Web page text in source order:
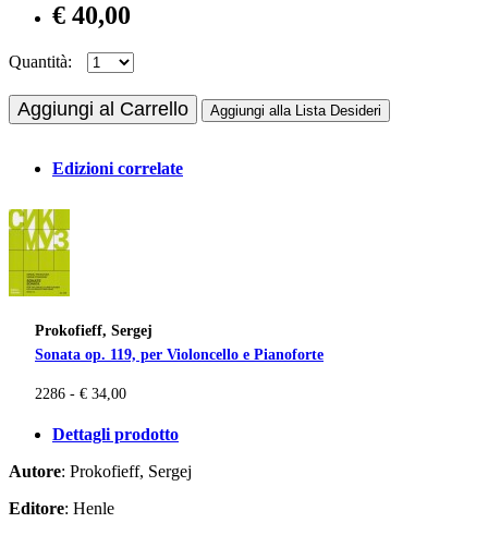
€ 40,00
Quantità:
Aggiungi al Carrello Aggiungi alla Lista Desideri
Edizioni correlate
Prokofieff, Sergej
Sonata op. 119, per Violoncello e Pianoforte
2286 - € 34,00
Dettagli prodotto
Autore: Prokofieff, Sergej
Editore: Henle